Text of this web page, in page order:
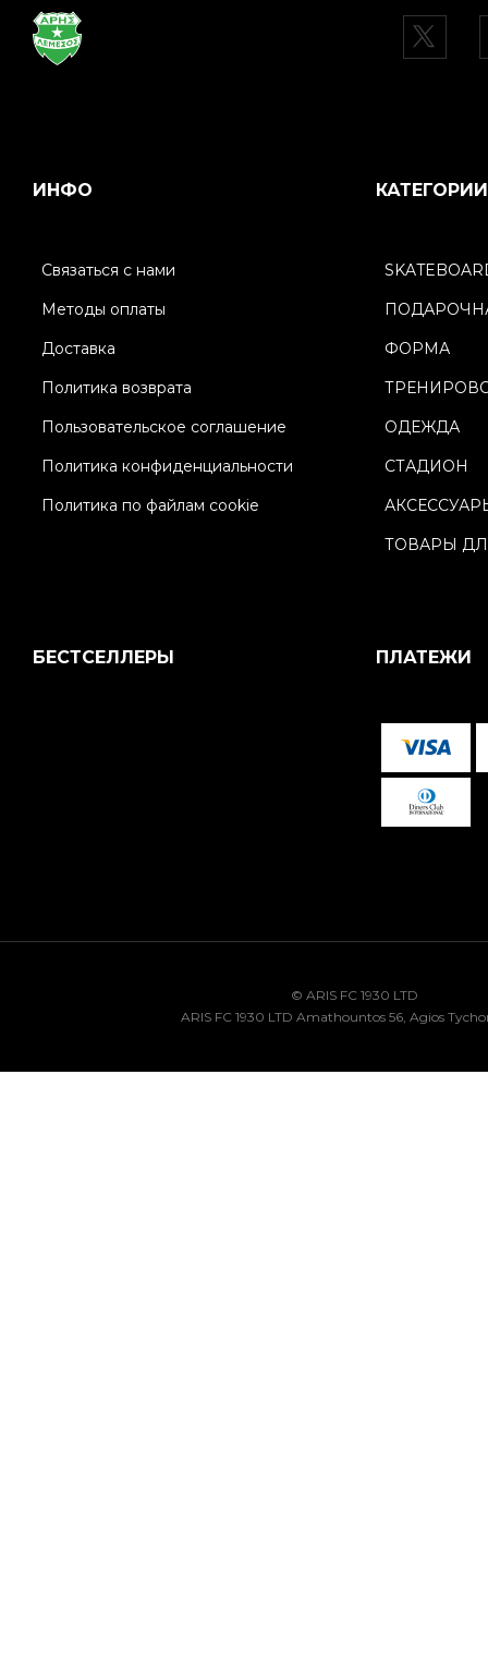
ИНФО
Связаться с нами
Методы оплаты
Доставка
Политика возврата
Пользовательское соглашение
Политика конфиденциальности
Политика по файлам cookie
КАТЕГОРИИ
ФОРМА
ОДЕЖДА
СТАДИОН
ТОВАРЫ
БЕСТСЕЛЛЕРЫ ПЛАТЕЖИ
© ARIS FC 1930 LTD
ARIS FC 1930 LTD Amathountos 56, Agios